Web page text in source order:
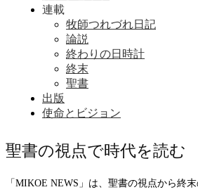
連載
牧師つれづれ日記
論説
終わりの日時計
終末
聖書
出版
使命とビジョン
聖書の視点で時代を読む
「MIKOE NEWS」は、聖書の視点から終